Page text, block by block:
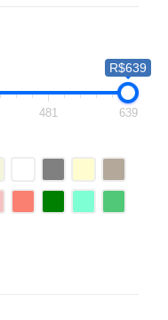
R$639
481 639